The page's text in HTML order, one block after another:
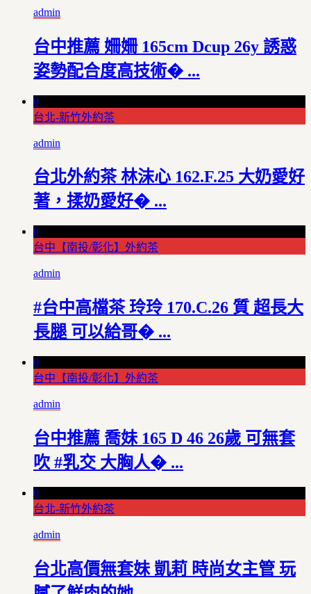
admin
台中推薦 姍姍 165cm Dcup 26y 誘惑
姿勢配合度高技術� ...
0
台北-新竹外約茶
admin
台北外約茶 林沫心 162.F.25 大奶愛好
著，揉奶愛好� ...
0
台中【南投/彰化】外約茶
admin
#台中高檔茶 玲玲 170.C.26 質 超長大
長腿 可以給哥� ...
0
台中【南投/彰化】外約茶
admin
台中推薦 喬妹 165 D 46 26歲 可無套
吹 #乳交 大胸人� ...
0
台北-新竹外約茶
admin
台北高價無套妹 凱莉 時尚女主管 玩